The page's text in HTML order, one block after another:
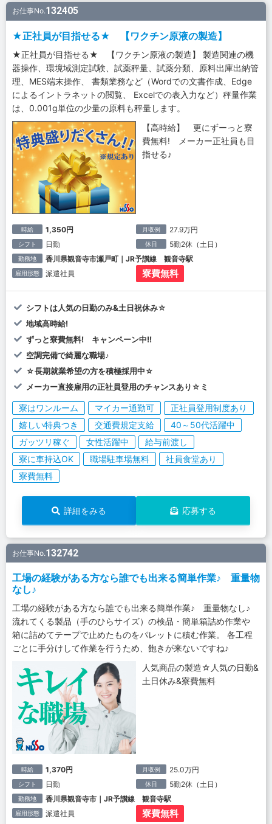
お仕事No.132405
★正社員が目指せる★ 【ワクチン原液の製造】
★正社員が目指せる★ 【ワクチン原液の製造】 製造関連の機
器操作、環境域測定試験、試薬秤量、試薬分類、原料出庫出納管
理、MES端末操作、 書類業務など（Wordでの文書作成、Edge
によるイントラネットの閲覧、 Excelでの表入力など）秤量作業
は、0.001g単位の少量の原料も秤量します。
【高時給】 更にずーっと寮
費無料! メーカー正社員も目
指せる♪
時給 1,350円 月収例 27.9万円
シフト 日勤 休日 5勤2休（土日）
勤務地 香川県観音寺市瀬戸町｜JR予讃線 観音寺駅
雇用形態 派遣社員 寮費無料
シフトは人気の日勤のみ&土日祝休み☆
地域高時給!
ずっと寮費無料! キャンペーン中!!
空調完備で綺麗な職場♪
☆長期就業希望の方を積極採用中☆
メーカー直接雇用の正社員登用のチャンスあり☆ミ
寮はワンルーム マイカー通勤可
正社員登用制度あり
嬉しい特典つき
交通費規定支給
40～50代活躍中
ガッツリ稼ぐ
女性活躍中
給与前渡し
寮に車持込OK
職場駐車場無料
社員食堂あり
寮費無料
詳細をみる 応募する
お仕事No.132742
工場の経験がある方なら誰でも出来る簡単作業♪ 重量物
なし♪
工場の経験がある方なら誰でも出来る簡単作業♪ 重量物なし♪
流れてくる製品（手のひらサイズ）の検品・簡単箱詰め作業や
箱に詰めてテープで止めたものをパレットに積む作業。 各工程
ごとに手分けして作業を行うため、飽きが来ないですね♪
人気商品の製造☆人気の日勤&
土日休み&寮費無料
時給 1,370円 月収例 25.0万円
シフト 日勤 休日 5勤2休（土日）
勤務地 香川県観音寺市｜JR予讃線 観音寺駅
雇用形態 派遣社員 寮費無料